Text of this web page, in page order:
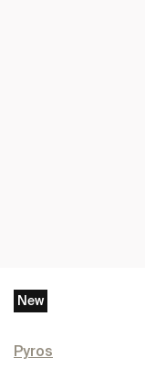
New
Pyros